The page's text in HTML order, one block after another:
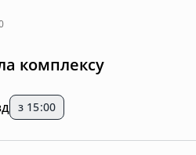
комплексу
з 15:00